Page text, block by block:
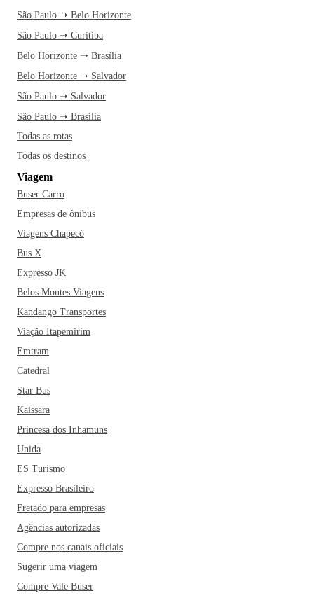
São Paulo ➝ Belo Horizonte
São Paulo ➝ Curitiba
Belo Horizonte ➝ Brasília
Belo Horizonte ➝ Salvador
São Paulo ➝ Salvador
São Paulo ➝ Brasília
Todas as rotas
Todas os destinos
Viagem
Buser Carro
Empresas de ônibus
Viagens Chapecó
Bus X
Expresso JK
Belos Montes Viagens
Kandango Transportes
Viação Itapemirim
Emtram
Catedral
Star Bus
Kaissara
Princesa dos Inhamuns
Unida
ES Turismo
Expresso Brasileiro
Fretado para empresas
Agências autorizadas
Compre nos canais oficiais
Sugerir uma viagem
Compre Vale Buser